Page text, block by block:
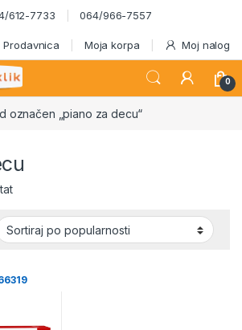
612-7733 064/966-7557
Prodavnica Moja korpa Moj nalog
0
označen „piano za decu“